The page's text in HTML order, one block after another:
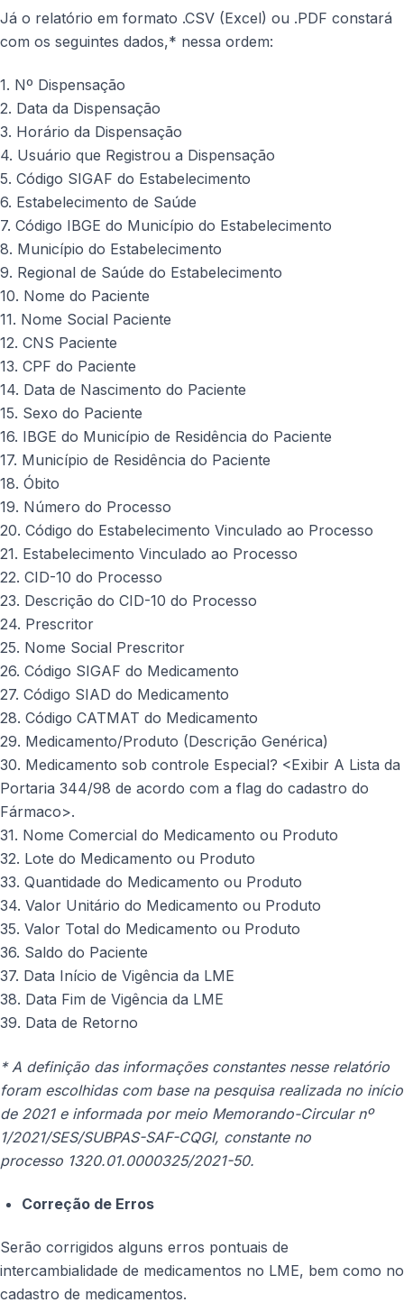
Já o relatório em formato .CSV (Excel) ou .PDF constará
com os seguintes dados,* nessa ordem:
1. Nº Dispensação
2. Data da Dispensação
3. Horário da Dispensação
4. Usuário que Registrou a Dispensação
5. Código SIGAF do Estabelecimento
6. Estabelecimento de Saúde
7. Código IBGE do Município do Estabelecimento
8. Município do Estabelecimento
9. Regional de Saúde do Estabelecimento
10. Nome do Paciente
11. Nome Social Paciente
12. CNS Paciente
13. CPF do Paciente
14. Data de Nascimento do Paciente
15. Sexo do Paciente
16. IBGE do Município de Residência do Paciente
17. Município de Residência do Paciente
18. Óbito
19. Número do Processo
20. Código do Estabelecimento Vinculado ao Processo
21. Estabelecimento Vinculado ao Processo
22. CID-10 do Processo
23. Descrição do CID-10 do Processo
24. Prescritor
25. Nome Social Prescritor
26. Código SIGAF do Medicamento
27. Código SIAD do Medicamento
28. Código CATMAT do Medicamento
29. Medicamento/Produto (Descrição Genérica)
30. Medicamento sob controle Especial? <Exibir A Lista da
Portaria 344/98 de acordo com a flag do cadastro do
Fármaco>.
31. Nome Comercial do Medicamento ou Produto
32. Lote do Medicamento ou Produto
33. Quantidade do Medicamento ou Produto
34. Valor Unitário do Medicamento ou Produto
35. Valor Total do Medicamento ou Produto
36. Saldo do Paciente
37. Data Início de Vigência da LME
38. Data Fim de Vigência da LME
39. Data de Retorno
* A definição das informações constantes nesse relatório
foram escolhidas com base na pesquisa realizada no início
de 2021 e informada por meio Memorando-Circular nº
1/2021/SES/SUBPAS-SAF-CQGI, constante no
processo 1320.01.0000325/2021-50.
Correção de Erros
Serão corrigidos alguns erros pontuais de
intercambialidade de medicamentos no LME, bem como no
cadastro de medicamentos.